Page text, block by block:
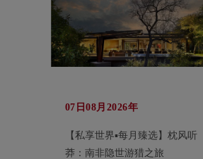
07日08月2026年
【私享世界▪每月臻选】枕风听
莽：南非隐世游猎之旅